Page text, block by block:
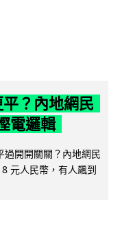
？內地網民
電邏輯
開開關關？內地網民
元人民幣，有人飆到